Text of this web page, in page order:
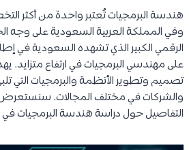
هندسة البرمجيات تُعتبر واحدة من أكثر
وفي المملكة العربية السعودية على
على مهندسي البرمجيات في ارتفاع
تصميم وتطوير الأنظمة والبرمجيات التي
والشركات في مختلف المجالات. سنستعرض
التفاصيل حول دراسة هندسة البرمجيات